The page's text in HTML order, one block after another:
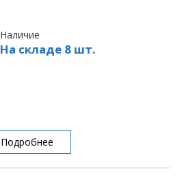
Наличие
На складе 8 шт.
Подробнее